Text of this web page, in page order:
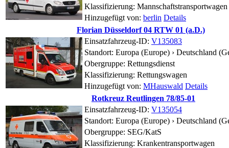
Klassifizierung: Mannschaftstransportwagen
Hinzugefügt von: berlin Details
Florian Düsseldorf 04 RTW 01 (a.D.)
Einsatzfahrzeug-ID: V135083
Standort: Europa (Europe) › Deutschland
Obergruppe: Rettungsdienst
Klassifizierung: Rettungswagen
Hinzugefügt von: MHauswald Details
Rotkreuz Reutlingen 78/85-01
Einsatzfahrzeug-ID: V135054
Standort: Europa (Europe) › Deutschland
Obergruppe: SEG/KatS
Klassifizierung: Krankentransportwagen